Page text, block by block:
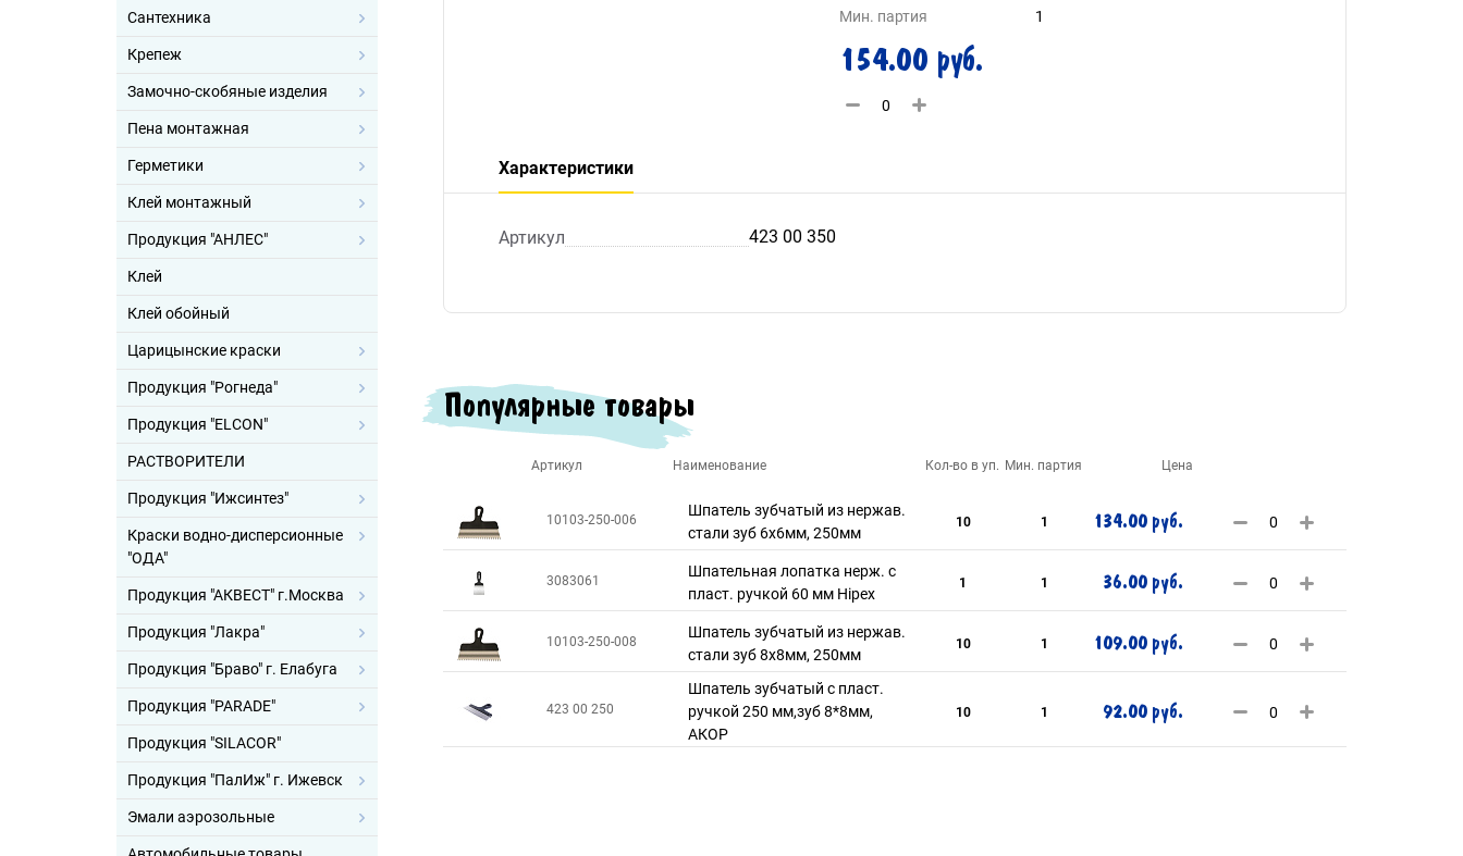
Сантехника
Крепеж
Замочно-скобяные изделия
Пена монтажная
Герметики
Клей монтажный
Продукция "АНЛЕС"
Клей
Клей обойный
Царицынские краски
Продукция "Рогнеда"
Продукция "ELCON"
РАСТВОРИТЕЛИ
Продукция "Ижсинтез"
Краски водно-дисперсионные
"ОДА"
Продукция "АКВЕСТ" г.Москва
Продукция "Лакра"
Продукция "Браво" г. Елабуга
Продукция "PARADE"
Продукция "SILACOR"
Продукция "ПалИж" г. Ижевск
Эмали аэрозольные
Мин. партия
1
154.00 руб.
Характеристики
Артикул 423 00 350
Популярные товары
Артикул Наименование Кол-во в уп. Мин. партия Цена
10103-250-006
Шпатель зубчатый из нержав.
стали зуб 6х6мм, 250мм
10 1 134.00 руб.
3083061
Шпательная лопатка нерж. с
пласт. ручкой 60 мм Hipex
1 1 36.00 руб.
10103-250-008
Шпатель зубчатый из нержав.
стали зуб 8х8мм, 250мм
10 1 109.00 руб.
423 00 250
Шпатель зубчатый с пласт.
ручкой 250 мм,зуб 8*8мм,
АКОР
10 1 92.00 руб.